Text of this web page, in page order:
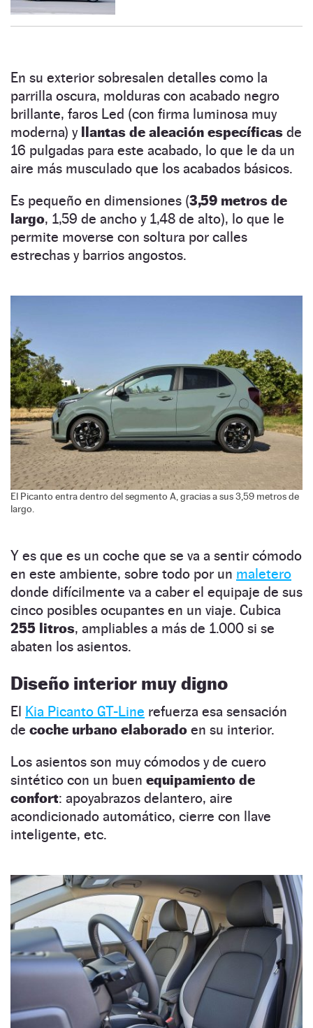
En su exterior sobresalen detalles como la
parrilla oscura, molduras con acabado negro
brillante, faros Led (con firma luminosa muy
moderna) yllantas de aleación específicas de
16 pulgadas para este acabado, lo que le da un
aire más musculado que los acabados básicos.
Es pequeño en dimensiones (3,59 metros de
largo, 1,59 de ancho y 1,48 de alto), lo que le
permite moverse con soltura por calles
estrechas y barrios angostos.
El Picanto entra dentro del segmento A, gracias a sus 3,59 metros de
largo.
Y es que es un coche que se va a sentir cómodo
en este ambiente, sobre todo por un maletero
donde difícilmente va a caber el equipaje de sus
cinco posibles ocupantes en un viaje. Cubica
255 litros, ampliables a más de 1.000 si se
abaten los asientos.
Diseño interior muy digno
El Kia Picanto GT-Line refuerza esa sensación
de coche urbano elaborado en su interior.
Los asientos son muy cómodos y de cuero
sintético con un buen equipamiento de
confort: apoyabrazos delantero, aire
acondicionado automático, cierre con llave
inteligente, etc.